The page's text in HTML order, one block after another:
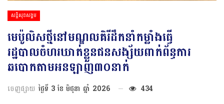
សន្តិសុខសង្គម
មេប៉ូលិសថ្មីនៅមណ្ឌលគិរីដឹកនាំកម្លាំងធ្វើ
រដ្ឋបាលចំហរឃាត់ខ្លួនជនសង្ស័យពាក់ព័ន្ធការ
ឆបោកតាមអនឡាញ៣០នាក់
ចេញផ្សាយ ថ្ងៃទី 3 ខែ មិថុនា ឆ្នាំ 2026 434